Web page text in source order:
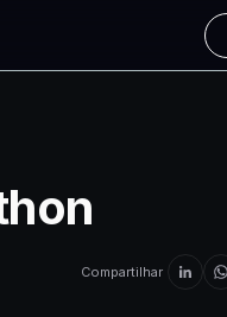
Compartilhar